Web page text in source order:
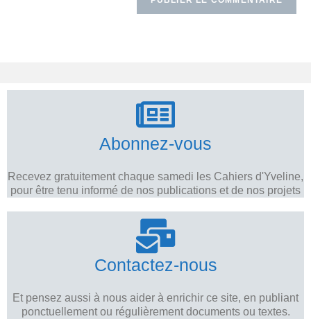
Abonnez-vous
Recevez gratuitement chaque samedi les Cahiers d'Yveline,
pour être tenu informé de nos publications et de nos projets
Contactez-nous
Et pensez aussi à nous aider à enrichir ce site, en publiant
ponctuellement ou régulièrement documents ou textes.